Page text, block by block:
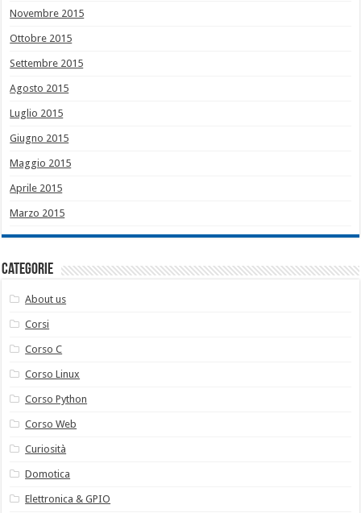
Novembre 2015
Ottobre 2015
Settembre 2015
Agosto 2015
Luglio 2015
Giugno 2015
Maggio 2015
Aprile 2015
Marzo 2015
Categorie
About us
Corsi
Corso C
Corso Linux
Corso Python
Corso Web
Curiosità
Domotica
Elettronica & GPIO